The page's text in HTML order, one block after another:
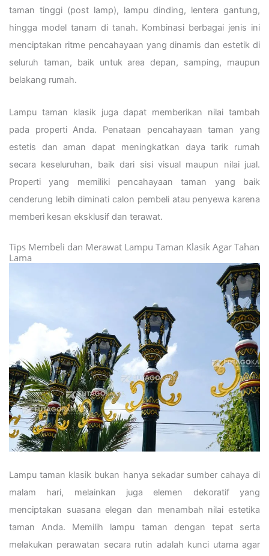
taman tinggi (post lamp), lampu dinding, lentera gantung,
hingga model tanam di tanah. Kombinasi berbagai jenis ini
menciptakan ritme pencahayaan yang dinamis dan estetik di
seluruh taman, baik untuk area depan, samping, maupun
belakang rumah.
Lampu taman klasik juga dapat memberikan nilai tambah
pada properti Anda. Penataan pencahayaan taman yang
estetis dan aman dapat meningkatkan daya tarik rumah
secara keseluruhan, baik dari sisi visual maupun nilai jual.
Properti yang memiliki pencahayaan taman yang baik
cenderung lebih diminati calon pembeli atau penyewa karena
memberi kesan eksklusif dan terawat.
Tips Membeli dan Merawat Lampu Taman Klasik Agar Tahan
Lama
Lampu taman klasik bukan hanya sekadar sumber cahaya di
malam hari, melainkan juga elemen dekoratif yang
menciptakan suasana elegan dan menambah nilai estetika
taman Anda. Memilih lampu taman dengan tepat serta
melakukan perawatan secara rutin adalah kunci utama agar